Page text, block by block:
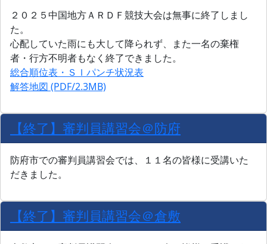
２０２５中国地方ＡＲＤＦ競技大会は無事に終了しまし
た。
心配していた雨にも大して降られず、また一名の棄権
者・行方不明者もなく終了できました。
総合順位表・ＳＩパンチ状況表
解答地図 (PDF/2.3MB)
【終了】審判員講習会＠防府
防府市での審判員講習会では、１１名の皆様に受講いた
だきました。
【終了】審判員講習会＠倉敷